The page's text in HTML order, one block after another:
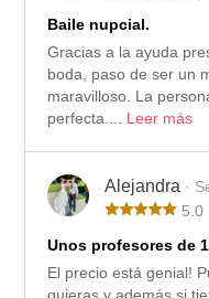
Baile nupcial.
Gracias a la ayuda
boda, paso de ser un
maravilloso. La
perfecta.... Leer más
Alejandra ·
5.0
Unos profesores de
El precio está genial!
quieras y además si